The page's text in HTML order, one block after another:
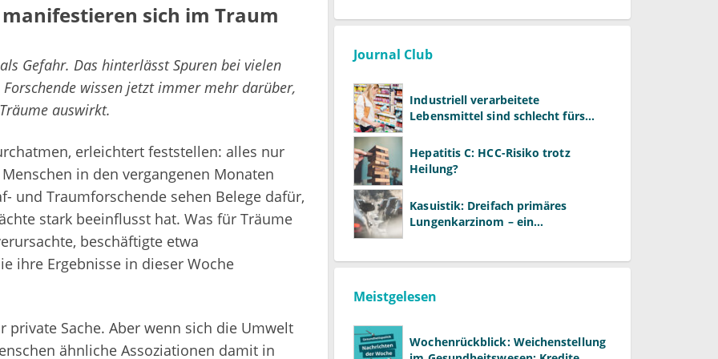
sich im Traum
Gefahr. Das hinterlässt Spuren bei vielen
wissen jetzt immer mehr darüber,
auswirkt.
erleichtert feststellen: alles nur
in den vergangenen Monaten
und Traumforschende sehen Belege dafür,
stark beeinflusst hat. Was für Träume
beschäftigte etwa
ihre Ergebnisse in dieser Woche
Sache. Aber wenn sich die Umwelt
ähnliche Assoziationen damit in
Journal Club
Industriell verarbeitete
Lebensmittel sind schlecht fürs
Hepatitis C: HCC-Risiko trotz
Heilung?
Kasuistik: Dreifach primäres
Lungenkarzinom – ein
Meistgelesen
Wochenrückblick: Weichenstellung